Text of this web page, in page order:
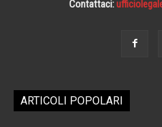
Contattaci:
ARTICOLI POPOLARI